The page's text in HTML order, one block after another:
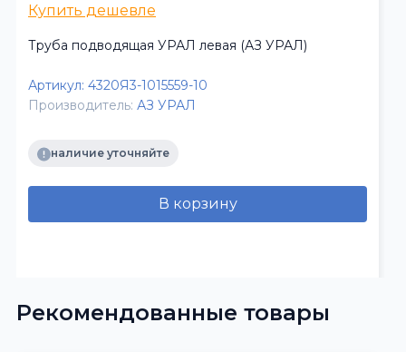
Купить дешевле
Труба подводящая УРАЛ левая (АЗ УРАЛ)
Артикул: 4320Я3-1015559-10
Производитель: АЗ УРАЛ
наличие уточняйте
В корзину
Рекомендованные товары